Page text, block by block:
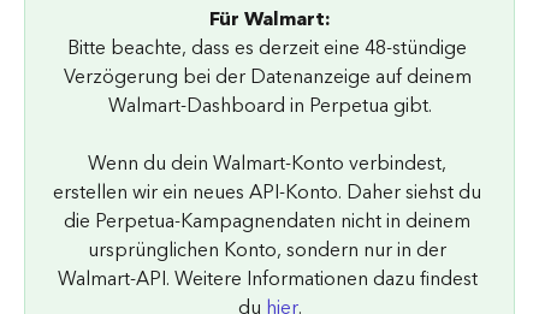
Für Walmart:
Bitte beachte, dass es derzeit eine 48-stündige
Verzögerung bei der Datenanzeige auf deinem
Walmart-Dashboard in Perpetua gibt.
Wenn du dein Walmart-Konto verbindest,
erstellen wir ein neues API-Konto. Daher siehst du
die Perpetua-Kampagnendaten nicht in deinem
ursprünglichen Konto, sondern nur in der
Walmart-API. Weitere Informationen dazu findest